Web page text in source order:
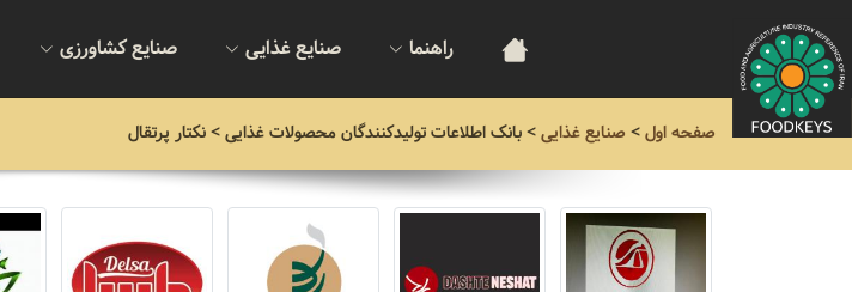
راهنما صنایع غذایی صنایع کشاورزی
صفحه اول> صنایع غذایی>بانک اطلاعات تولیدکنندگان محصولات غذایی> نکتار پرتقال